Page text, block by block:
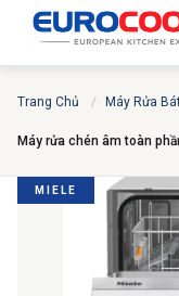
YÊU CẦU
NHẤT
Trang Chủ / Máy Rửa
Máy rửa chén âm toàn
MIELE